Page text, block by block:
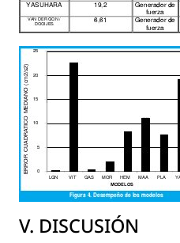
V. DISCUSIÓN